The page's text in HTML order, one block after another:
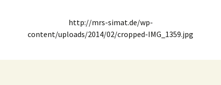
http://mrs-simat.de/wp-
content/uploads/2014/02/cropped-IMG_1359.jpg